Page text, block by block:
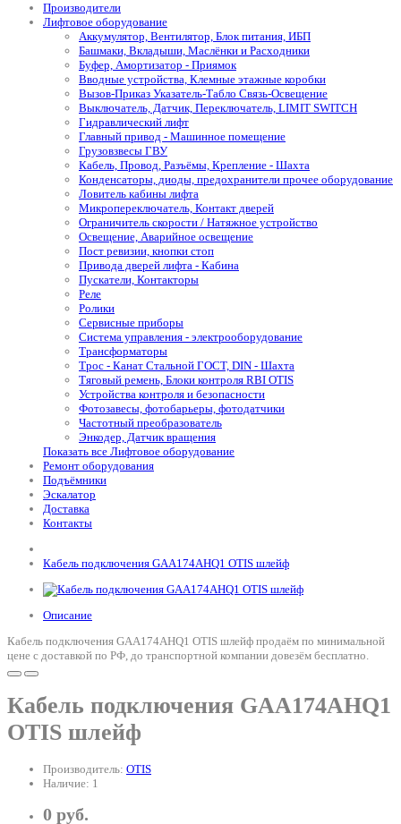
Производители
Лифтовое оборудование
Аккумулятор, Вентилятор, Блок питания, ИБП
Башмаки, Вкладыши, Маслёнки и Расходники
Буфер, Амортизатор - Приямок
Вводные устройства, Клемные этажные коробки
Вызов-Приказ Указатель-Табло Связь-Освещение
Выключатель, Датчик, Переключатель, LIMIT SWITCH
Гидравлический лифт
Главный привод - Машинное помещение
Грузовзвесы ГВУ
Кабель, Провод, Разъёмы, Крепление - Шахта
Конденсаторы, диоды, предохранители прочее оборудование
Ловитель кабины лифта
Микропереключатель, Контакт дверей
Ограничитель скорости / Натяжное устройство
Освещение, Аварийное освещение
Пост ревизии, кнопки стоп
Привода дверей лифта - Кабина
Пускатели, Контакторы
Реле
Ролики
Сервисные приборы
Система управления - электрооборудование
Трансформаторы
Трос - Канат Стальной ГОСТ, DIN - Шахта
Тяговый ремень, Блоки контроля RBI OTIS
Устройства контроля и безопасности
Фотозавесы, фотобарьеры, фотодатчики
Частотный преобразователь
Энкодер, Датчик вращения
Показать все Лифтовое оборудование
Ремонт оборудования
Подъёмники
Эскалатор
Доставка
Контакты
Кабель подключения GAA174AHQ1 OTIS шлейф
Описание
Кабель подключения GAA174AHQ1 OTIS шлейф продаём по минимальной
цене с доставкой по РФ, до транспортной компании довезём бесплатно.
Кабель подключения GAA174AHQ1
OTIS шлейф
Производитель: OTIS
Наличие: 1
0 руб.